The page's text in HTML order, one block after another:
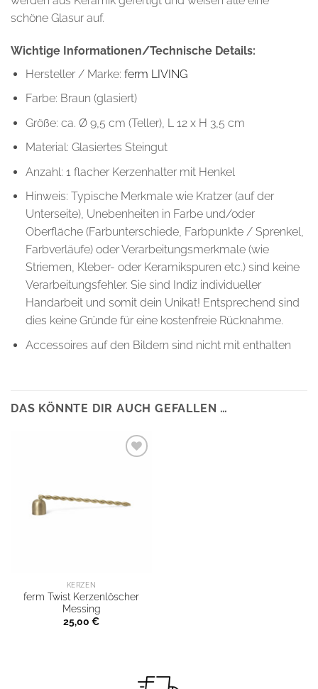
schöne Glasur auf.
Wichtige Informationen/Technische Details:
Hersteller / Marke: ferm LIVING
Farbe: Braun (glasiert)
Größe: ca. Ø 9,5 cm (Teller), L 12 x H 3,5 cm
Material: Glasiertes Steingut
Anzahl: 1 flacher Kerzenhalter mit Henkel
Hinweis: Typische Merkmale wie Kratzer (auf der
Unterseite), Unebenheiten in Farbe und/oder
Oberfläche (Farbunterschiede, Farbpunkte / Sprenkel,
Farbverläufe) oder Verarbeitungsmerkmale (wie
Striemen, Kleber- oder Keramikspuren etc.) sind keine
Verarbeitungsfehler. Sie sind Indiz individueller
Handarbeit und somit dein Unikat! Entsprechend sind
dies keine Gründe für eine kostenfreie Rücknahme.
Accessoires auf den Bildern sind nicht mit enthalten
DAS KÖNNTE DIR AUCH GEFALLEN …
KERZEN
ferm Twist Kerzenlöscher
Messing
25,00 €